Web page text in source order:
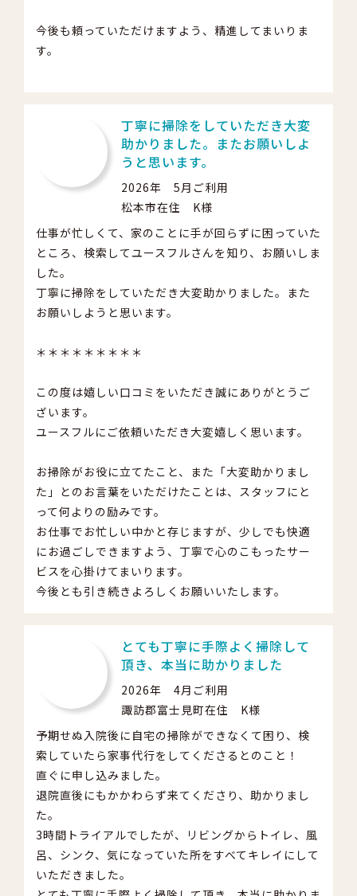
今後も頼っていただけますよう、精進してまいりま
す。
丁寧に掃除をしていただき大変
助かりました。またお願いしよ
うと思います。
2026年 5月ご利用
松本市在住 K様
仕事が忙しくて、家のことに手が回らずに困っていた
ところ、検索してユースフルさんを知り、お願いしま
した。
丁寧に掃除をしていただき大変助かりました。また
お願いしようと思います。
＊＊＊＊＊＊＊＊＊
この度は嬉しい口コミをいただき誠にありがとうご
ざいます。
ユースフルにご依頼いただき大変嬉しく思います。
お掃除がお役に立てたこと、また「大変助かりまし
た」とのお言葉をいただけたことは、スタッフにと
って何よりの励みです。
お仕事でお忙しい中かと存じますが、少しでも快適
にお過ごしできますよう、丁寧で心のこもったサー
ビスを心掛けてまいります。
今後とも引き続きよろしくお願いいたします。
とても丁寧に手際よく掃除して
頂き、本当に助かりました
2026年 4月ご利用
諏訪郡富士見町在住 K様
予期せぬ入院後に自宅の掃除ができなくて困り、検
索していたら家事代行をしてくださるとのこと！
直ぐに申し込みました。
退院直後にもかかわらず来てくださり、助かりまし
た。
3時間トライアルでしたが、リビングからトイレ、風
呂、シンク、気になっていた所をすべてキレイにして
いただきました。